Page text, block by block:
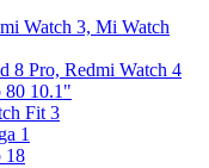
Watch 3, Mi Watch
8 Pro, Redmi Watch 4
80 10.1"
Fit 3
1
18